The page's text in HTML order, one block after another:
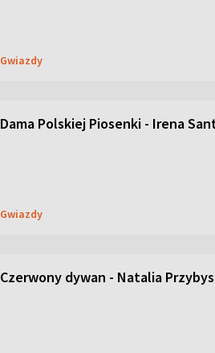
Gwiazdy
Dama Polskiej Piosenki - Irena
Gwiazdy
Czerwony dywan - Natalia